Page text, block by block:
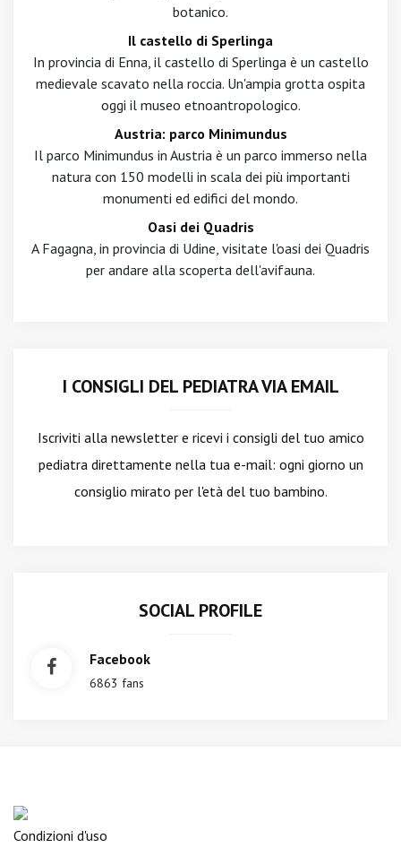
botanico.
Il castello di Sperlinga
In provincia di Enna, il castello di Sperlinga è un castello
medievale scavato nella roccia. Un'ampia grotta ospita
oggi il museo etnoantropologico.
Austria: parco Minimundus
Il parco Minimundus in Austria è un parco immerso nella
natura con 150 modelli in scala dei più importanti
monumenti ed edifici del mondo.
Oasi dei Quadris
A Fagagna, in provincia di Udine, visitate l'oasi dei Quadris
per andare alla scoperta dell'avifauna.
I CONSIGLI DEL PEDIATRA VIA EMAIL
Iscriviti alla newslettere ricevi i consigli del tuo amico
pediatra direttamente nella tua e-mail: ogni giorno un
consiglio mirato per l'età del tuo bambino.
SOCIAL PROFILE
Facebook
6863 fans
Condizioni d'uso